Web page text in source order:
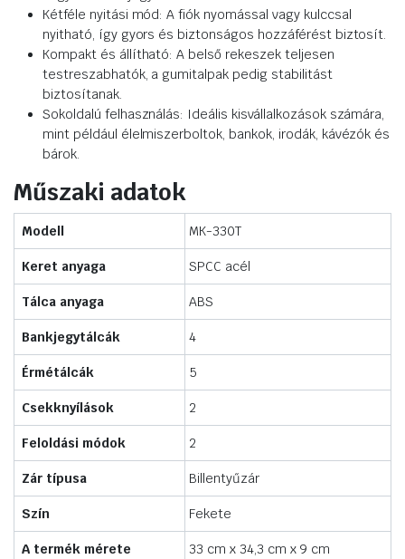
Kétféle nyitási mód: A fiók nyomással vagy kulccsal
nyitható, így gyors és biztonságos hozzáférést biztosít.
Kompakt és állítható: A belső rekeszek teljesen
testreszabhatók, a gumitalpak pedig stabilitást
biztosítanak.
Sokoldalú felhasználás: Ideális kisvállalkozások számára,
mint például élelmiszerboltok, bankok, irodák, kávézók és
bárok.
Műszaki adatok
Modell MK-330T
Keret anyaga SPCC acél
Tálca anyaga ABS
Bankjegytálcák 4
Érmétálcák 5
Csekknyílások 2
Feloldási módok 2
Zár típusa Billentyűzár
Szín Fekete
A termék mérete 33 cm x 34,3 cm x 9 cm